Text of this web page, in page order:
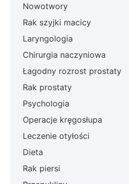
Nowotwory
Rak szyjki macicy
Laryngologia
Chirurgia naczyniowa
Łagodny rozrost prostaty
Rak prostaty
Psychologia
Operacje kręgosłupa
Leczenie otyłości
Dieta
Rak piersi